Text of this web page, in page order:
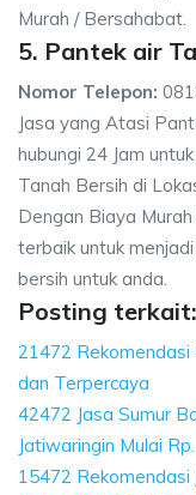
Murah / Bersahabat.
5. Pantek air
Nomor Telepon:
Jasa yang Atasi
hubungi 24 Jam
Tanah Bersih di
Dengan Biaya
terbaik untuk
bersih untuk anda.
Posting terkait:
21472 Rekomendasi
dan Terpercaya
42472 Jasa Sumur
Jatiwaringin Mulai
15472